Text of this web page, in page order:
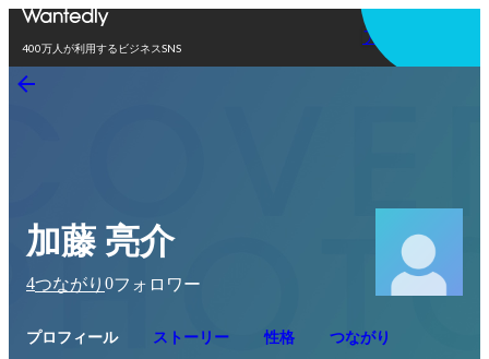
400万人が利用するビジネスSNS
アプリを使う
加藤 亮介
4つながり 0フォロワー
プロフィール ストーリー 性格 つながり